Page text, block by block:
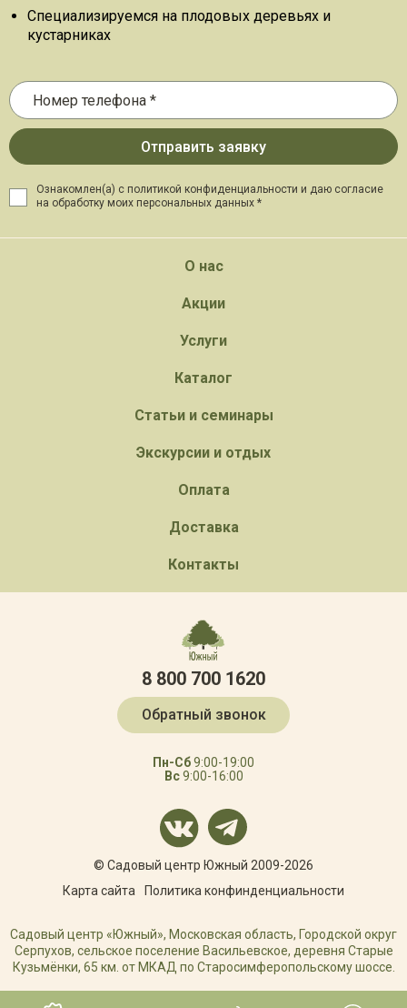
Специализируемся на плодовых деревьях и
кустарниках
Ознакомлен(а) с политикой конфиденциальности и даю согласие
на обработку моих персональных данных *
О нас
Акции
Услуги
Каталог
Статьи и семинары
Экскурсии и отдых
Оплата
Доставка
Контакты
8 800 700 1620
Обратный звонок
Пн-Сб9:00-19:00
Вс9:00-16:00
© Садовый центр Южный 2009-2026
Карта сайта
Политика конфинденциальности
Садовый центр «Южный», Московская область, Городской округ
Серпухов, сельское поселение Васильевское, деревня Старые
Кузьмёнки, 65 км. от МКАД по Старосимферопольскому шоссе.